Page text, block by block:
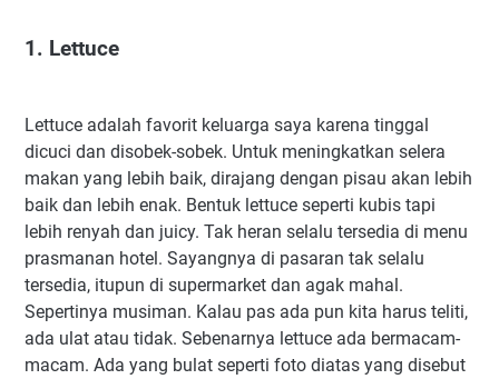
1. Lettuce
Lettuce adalah favorit keluarga saya karena tinggal
dicuci dan disobek-sobek. Untuk meningkatkan selera
makan yang lebih baik, dirajang dengan pisau akan lebih
baik dan lebih enak. Bentuk lettuce seperti kubis tapi
lebih renyah dan juicy. Tak heran selalu tersedia di menu
prasmanan hotel. Sayangnya di pasaran tak selalu
tersedia, itupun di supermarket dan agak mahal.
Sepertinya musiman. Kalau pas ada pun kita harus teliti,
ada ulat atau tidak. Sebenarnya lettuce ada bermacam-
macam. Ada yang bulat seperti foto diatas yang disebut